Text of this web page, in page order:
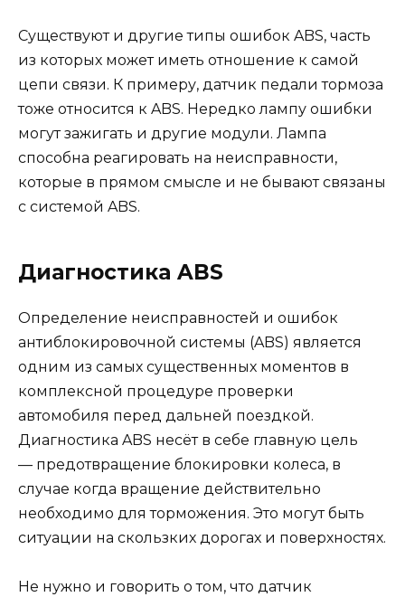
Существуют и другие типы ошибок ABS, часть
из которых может иметь отношение к самой
цепи связи. К примеру, датчик педали тормоза
тоже относится к ABS. Нередко лампу ошибки
могут зажигать и другие модули. Лампа
способна реагировать на неисправности,
которые в прямом смысле и не бывают связаны
с системой ABS.
Диагностика ABS
Определение неисправностей и ошибок
антиблокировочной системы (ABS) является
одним из самых существенных моментов в
комплексной процедуре проверки
автомобиля перед дальней поездкой.
Диагностика ABS несёт в себе главную цель
— предотвращение блокировки колеса, в
случае когда вращение действительно
необходимо для торможения. Это могут быть
ситуации на скользких дорогах и поверхностях.
Не нужно и говорить о том, что датчик